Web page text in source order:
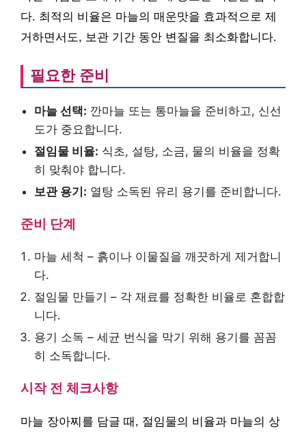
다. 최적의 비율은 마늘의 매운맛을 효과적으로 제
거하면서도, 보관 기간 동안 변질을 최소화합니다.
필요한 준비
마늘 선택: 깐마늘 또는 통마늘을 준비하고, 신선
도가 중요합니다.
절임물 비율: 식초, 설탕, 소금, 물의 비율을 정확
히 맞춰야 합니다.
보관 용기: 열탕 소독된 유리 용기를 준비합니다.
준비 단계
마늘 세척 – 흙이나 이물질을 깨끗하게 제거합니
다.
절임물 만들기 – 각 재료를 정확한 비율로 혼합합
니다.
용기 소독 – 세균 번식을 막기 위해 용기를 꼼꼼
히 소독합니다.
시작 전 체크사항
마늘 장아찌를 담글 때, 절임물의 비율과 마늘의 상